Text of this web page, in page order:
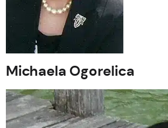
Michaela Ogorelica